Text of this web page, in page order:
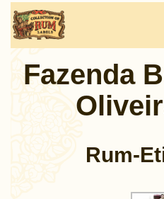
Fazenda
Rum-